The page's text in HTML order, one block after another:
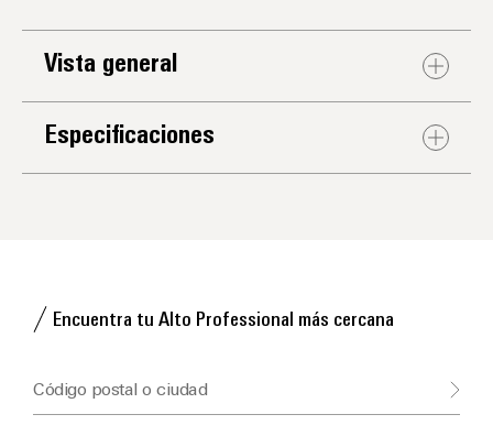
Vista general
Especificaciones
Encuentra tu Alto Professional más cercana
Código postal o ciudad